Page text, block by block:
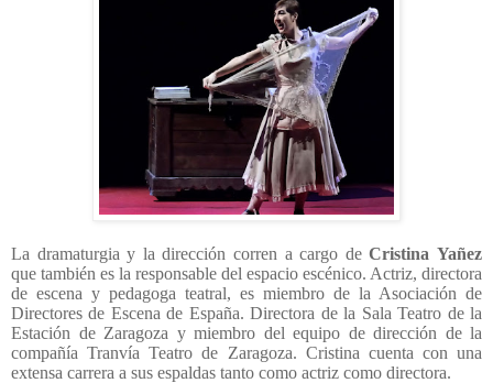
La dramaturgia y la dirección corren a cargo deCristina Yañez
que también es la responsable del espacio escénico. Actriz, directora
de escena y pedagoga teatral, es miembro de la Asociación de
Directores de Escena de España. Directora de la Sala Teatro de la
Estación de Zaragoza y miembro del equipo de dirección de la
compañía Tranvía Teatro de Zaragoza. Cristina cuenta con una
extensa carrera a sus espaldas tanto como actriz como directora.